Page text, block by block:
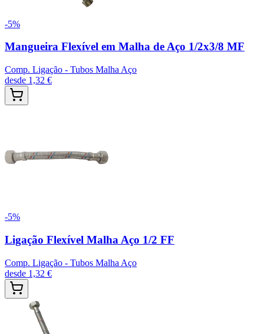
-5%
Mangueira Flexível em Malha de Aço 1/2x3/8 MF
Comp. Ligação - Tubos Malha Aço
desde 1,32 €
-5%
Ligação Flexível Malha Aço 1/2 FF
Comp. Ligação - Tubos Malha Aço
desde 1,32 €